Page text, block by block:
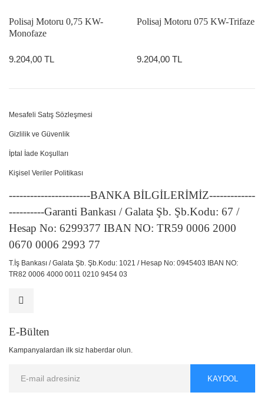
Polisaj Motoru 0,75 KW-
Monofaze
9.204,00 TL
Polisaj Motoru 075 KW-Trifaze
9.204,00 TL
Mesafeli Satış Sözleşmesi
Gizlilik ve Güvenlik
İptal İade Koşulları
Kişisel Veriler Politikası
-----------------------BANKA BİLGİLERİMİZ-------------
----------Garanti Bankası / Galata Şb. Şb.Kodu: 67 /
Hesap No: 6299377 IBAN NO: TR59 0006 2000
0670 0006 2993 77
T.İş Bankası / Galata Şb. Şb.Kodu: 1021 / Hesap No: 0945403 IBAN NO:
TR82 0006 4000 0011 0210 9454 03
E-Bülten
Kampanyalardan ilk siz haberdar olun.
KAYDOL